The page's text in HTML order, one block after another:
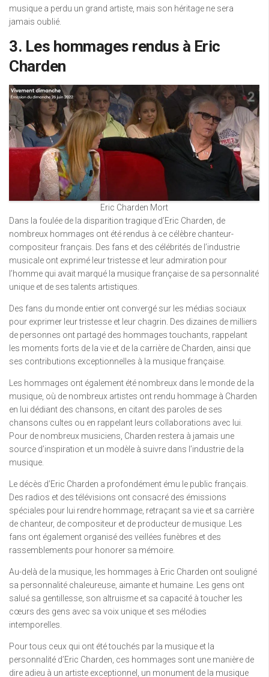
musique a perdu un grand artiste, mais son héritage ne sera
jamais oublié.
3. Les hommages rendus à Eric
Charden
Eric Charden Mort
Dans la foulée de la disparition tragique d’Eric Charden, de
nombreux hommages ont été rendus à ce célèbre chanteur-
compositeur français. Des fans et des célébrités de l’industrie
musicale ont exprimé leur tristesse et leur admiration pour
l’homme qui avait marqué la musique française de sa personnalité
unique et de ses talents artistiques.
Des fans du monde entier ont convergé sur les médias sociaux
pour exprimer leur tristesse et leur chagrin. Des dizaines de milliers
de personnes ont partagé des hommages touchants, rappelant
les moments forts de la vie et de la carrière de Charden, ainsi que
ses contributions exceptionnelles à la musique française.
Les hommages ont également été nombreux dans le monde de la
musique, où de nombreux artistes ont rendu hommage à Charden
en lui dédiant des chansons, en citant des paroles de ses
chansons cultes ou en rappelant leurs collaborations avec lui.
Pour de nombreux musiciens, Charden restera à jamais une
source d’inspiration et un modèle à suivre dans l’industrie de la
musique.
Le décès d’Eric Charden a profondément ému le public français.
Des radios et des télévisions ont consacré des émissions
spéciales pour lui rendre hommage, retraçant sa vie et sa carrière
de chanteur, de compositeur et de producteur de musique. Les
fans ont également organisé des veillées funèbres et des
rassemblements pour honorer sa mémoire.
Au-delà de la musique, les hommages à Eric Charden ont souligné
sa personnalité chaleureuse, aimante et humaine. Les gens ont
salué sa gentillesse, son altruisme et sa capacité à toucher les
cœurs des gens avec sa voix unique et ses mélodies
intemporelles.
Pour tous ceux qui ont été touchés par la musique et la
personnalité d’Eric Charden, ces hommages sont une manière de
dire adieu à un artiste exceptionnel, un monument de la musique